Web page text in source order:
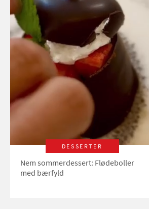
DESSERTER
Nem sommerdessert: Flødeboller
med bærfyld